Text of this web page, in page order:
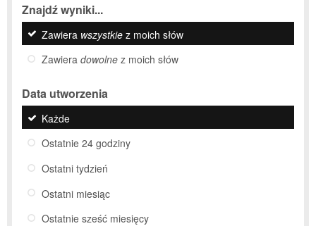
Znajdź wyniki...
Zawiera wszystkie z moich słów
Zawiera dowolne z moich słów
Data utworzenia
Każde
Ostatnie 24 godziny
Ostatni tydzień
Ostatni miesiąc
Ostatnie sześć miesięcy